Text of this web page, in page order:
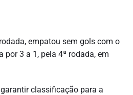
empatou sem gols com o
por 3 a 1, pela 4ª rodada, em
classificação para a